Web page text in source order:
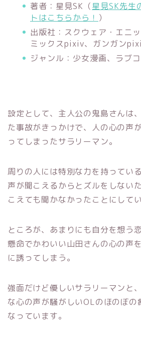
著者：星見SK（星見SK先
トはこちらから！ ）
出版社：スクウェア・エニ
ミックスpixiv、ガンガン
ジャンル：少女漫画、ラブ
設定として、主人公の鬼島さんは
た事故がきっかけで、人の心の声
ってしまったサラリーマン。
周りの人には特別な力を持ってい
声が聞こえるからとズルをしない
こえても聞かなかったことにしてい
ところが、あまりにも自分を想う
懸命でかわいい山田さんの心の声
に誘ってしまう。
強面だけど優しいサラリーマンと
な心の声が騒がしいOLのほのぼの
なっています。